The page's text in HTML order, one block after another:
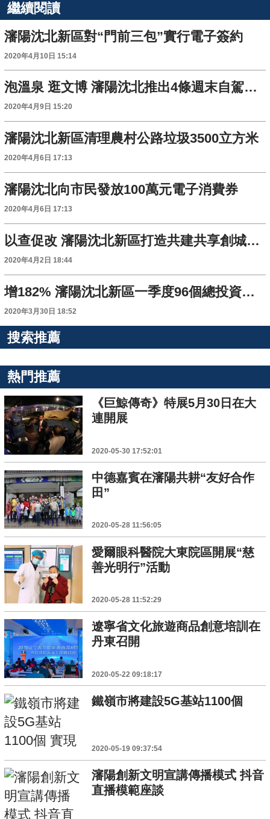
繼續閱讀
瀋陽沈北新區對“門前三包”實行電子簽約
2020年4月10日 15:14
泡溫泉 逛文博 瀋陽沈北推出4條週末自駕遊線路
2020年4月9日 15:20
瀋陽沈北新區清理農村公路垃圾3500立方米
2020年4月6日 17:13
瀋陽沈北向市民發放100萬元電子消費券
2020年4月6日 17:13
以查促改 瀋陽沈北新區打造共建共享創城格局
2020年4月2日 18:44
增182% 瀋陽沈北新區一季度96個總投資億元以上項目開復工
2020年3月30日 18:52
搜索推薦
熱門推薦
《巨鯨傳奇》特展5月30日在大
連開展
2020-05-30 17:52:01
中德嘉賓在瀋陽共耕“友好合作
田”
2020-05-28 11:56:05
愛爾眼科醫院大東院區開展“慈
善光明行”活動
2020-05-28 11:52:29
遼寧省文化旅遊商品創意培訓在
丹東召開
2020-05-22 09:18:17
鐵嶺市將建設5G基站1100個
2020-05-19 09:37:54
瀋陽創新文明宣講傳播模式 抖音
直播模範座談